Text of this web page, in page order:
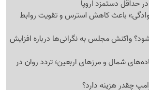
حداقل دستمزد اروپا
باعث کاهش استرس و تقویت روابط
واکنش مجلس به نگرانی‌ها درباره افزایش
شمال و مرزهای اربعین؛ تردد روان در
چقدر هزینه دارد؟